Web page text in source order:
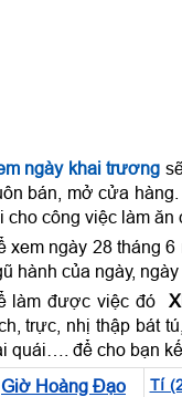
ngày khai trương
bán, mở cửa
cho công việc làm ăn
xem ngày 28 tháng
hành của ngày,
làm được việc đó
trực, nhị thập bát
quái…. để cho bạn
Giờ Hoàng Đạo
Tí